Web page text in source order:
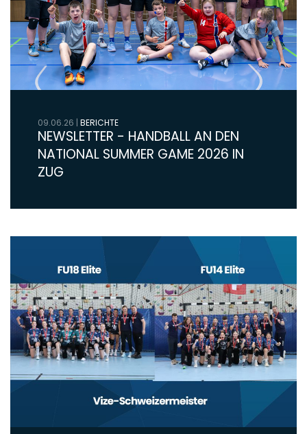
09.06.26 | BERICHTE
NEWSLETTER - HANDBALL AN DEN
NATIONAL SUMMER GAME 2026 IN
ZUG